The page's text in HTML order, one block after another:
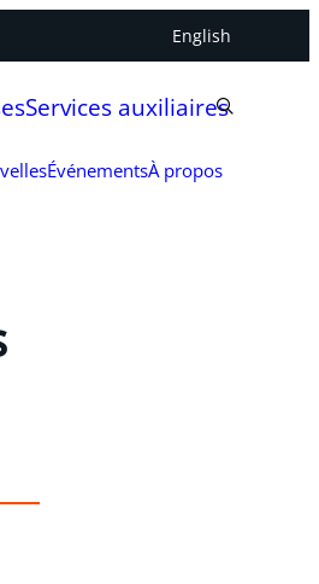
English
Services auxiliaires
ÉvénementsÀ propos